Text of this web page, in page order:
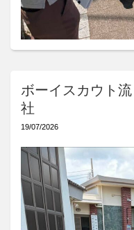
ボーイスカウト
社
19/07/2026